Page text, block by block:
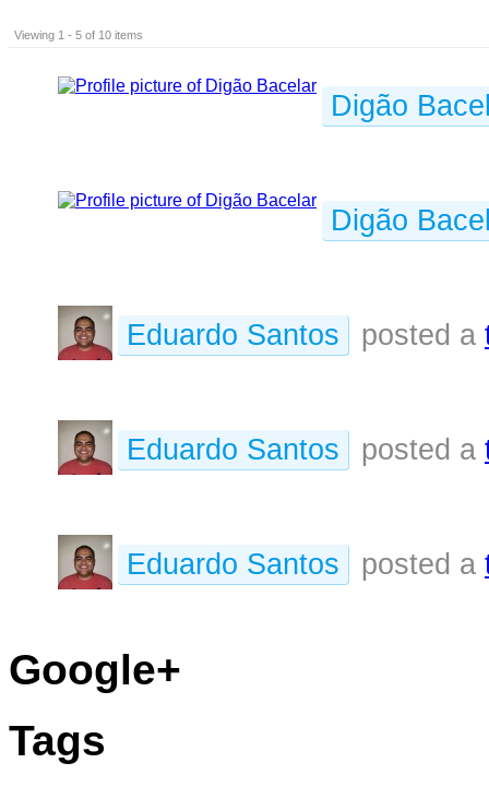
Viewing 1 - 5 of 10 items
Digão
Digão
Eduardo Santos posted a
Eduardo Santos posted a
Eduardo Santos posted a
Google+
Tags